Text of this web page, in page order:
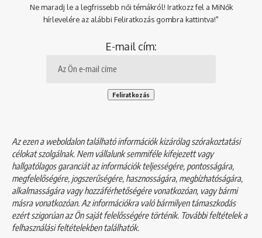
Ne maradj le a legfrissebb női témákról! Iratkozz fel a MiNők
hírlevelére az alábbi Feliratkozás gombra kattintva!"
E-mail cím:
Az ezen a weboldalon található információk kizárólag szórakoztatási
célokat szolgálnak. Nem vállalunk semmiféle kifejezett vagy
hallgatólagos garanciát az információk teljességére, pontosságára,
megfelelőségére, jogszerűségére, hasznosságára, megbízhatóságára,
alkalmasságára vagy hozzáférhetőségére vonatkozóan, vagy bármi
másra vonatkozóan. Az információkra való bármilyen támaszkodás
ezért szigorúan az Ön saját felelősségére történik. További feltételek a
felhasználási feltételekbentalálhatók.